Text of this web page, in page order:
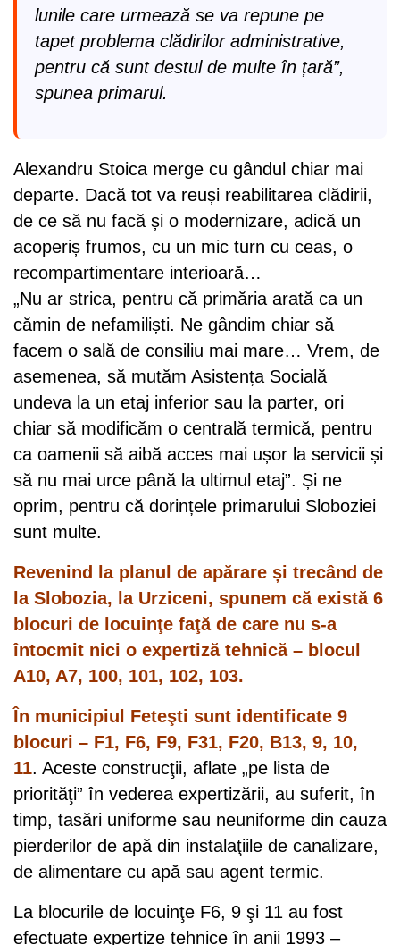
lunile care urmează se va repune pe
tapet problema clădirilor administrative,
pentru că sunt destul de multe în țară”,
spunea primarul.
Alexandru Stoica merge cu gândul chiar mai
departe. Dacă tot va reuși reabilitarea clădirii,
de ce să nu facă și o modernizare, adică un
acoperiș frumos, cu un mic turn cu ceas, o
recompartimentare interioară…
„Nu ar strica, pentru că primăria arată ca un
cămin de nefamiliști. Ne gândim chiar să
facem o sală de consiliu mai mare… Vrem, de
asemenea, să mutăm Asistența Socială
undeva la un etaj inferior sau la parter, ori
chiar să modificăm o centrală termică, pentru
ca oamenii să aibă acces mai ușor la servicii și
să nu mai urce până la ultimul etaj”. Și ne
oprim, pentru că dorințele primarului Sloboziei
sunt multe.
Revenind la planul de apărare și trecând de
la Slobozia, la Urziceni, spunem că există 6
blocuri de locuinţe faţă de care nu s-a
întocmit nici o expertiză tehnică – blocul
A10, A7, 100, 101, 102, 103.
În municipiul Feteşti sunt identificate 9
blocuri – F1, F6, F9, F31, F20, B13, 9, 10,
11. Aceste construcţii, aflate „pe lista de
priorităţi” în vederea expertizării, au suferit, în
timp, tasări uniforme sau neuniforme din cauza
pierderilor de apă din instalaţiile de canalizare,
de alimentare cu apă sau agent termic.
La blocurile de locuinţe F6, 9 şi 11 au fost
efectuate expertize tehnice în anii 1993 –